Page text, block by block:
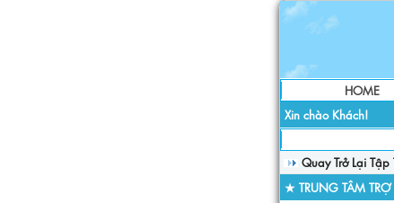
HOME
Xin chào Khách!
Quay Trở Lại Tập
★ TRUNG TÂM TRỢ